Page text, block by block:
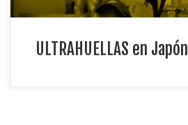
ULTRAHUELLAS en Japón